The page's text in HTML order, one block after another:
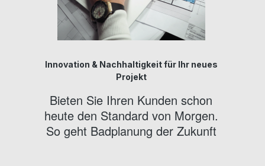
Innovation & Nachhaltigkeit für Ihr neues
Projekt
Bieten Sie Ihren Kunden schon
heute den Standard von Morgen.
So geht Badplanung der Zukunft